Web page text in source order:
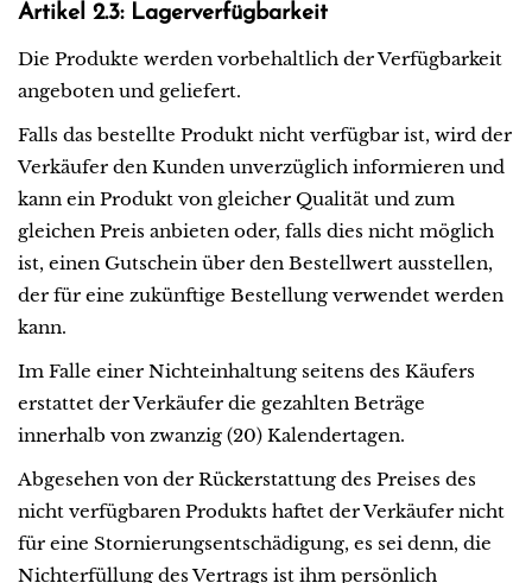
Artikel 2.3: Lagerverfügbarkeit
Die Produkte werden vorbehaltlich der Verfügbarkeit
angeboten und geliefert.
Falls das bestellte Produkt nicht verfügbar ist, wird der
Verkäufer den Kunden unverzüglich informieren und
kann ein Produkt von gleicher Qualität und zum
gleichen Preis anbieten oder, falls dies nicht möglich
ist, einen Gutschein über den Bestellwert ausstellen,
der für eine zukünftige Bestellung verwendet werden
kann.
Im Falle einer Nichteinhaltung seitens des Käufers
erstattet der Verkäufer die gezahlten Beträge
innerhalb von zwanzig (20) Kalendertagen.
Abgesehen von der Rückerstattung des Preises des
nicht verfügbaren Produkts haftet der Verkäufer nicht
für eine Stornierungsentschädigung, es sei denn, die
Nichterfüllung des Vertrags ist ihm persönlich